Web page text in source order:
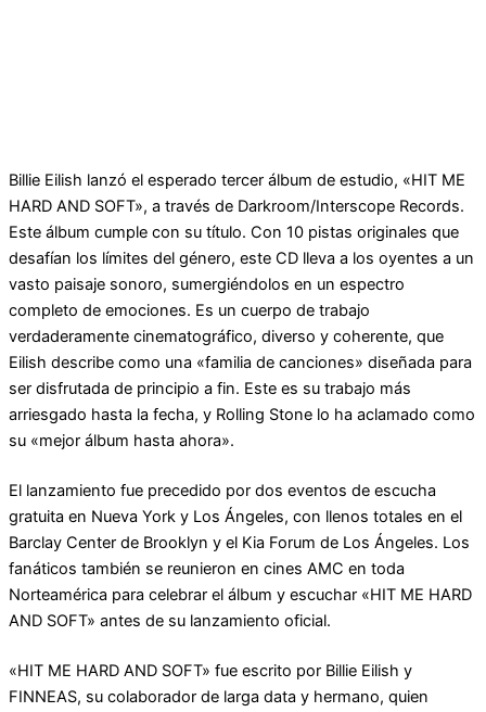
Billie Eilish lanzó el esperado tercer álbum de estudio, «HIT ME
HARD AND SOFT», a través de Darkroom/Interscope Records.
Este álbum cumple con su título. Con 10 pistas originales que
desafían los límites del género, este CD lleva a los oyentes a un
vasto paisaje sonoro, sumergiéndolos en un espectro
completo de emociones. Es un cuerpo de trabajo
verdaderamente cinematográfico, diverso y coherente, que
Eilish describe como una «familia de canciones» diseñada para
ser disfrutada de principio a fin. Este es su trabajo más
arriesgado hasta la fecha, y Rolling Stone lo ha aclamado como
su «mejor álbum hasta ahora».
El lanzamiento fue precedido por dos eventos de escucha
gratuita en Nueva York y Los Ángeles, con llenos totales en el
Barclay Center de Brooklyn y el Kia Forum de Los Ángeles. Los
fanáticos también se reunieron en cines AMC en toda
Norteamérica para celebrar el álbum y escuchar «HIT ME HARD
AND SOFT» antes de su lanzamiento oficial.
«HIT ME HARD AND SOFT» fue escrito por Billie Eilish y
FINNEAS, su colaborador de larga data y hermano, quien